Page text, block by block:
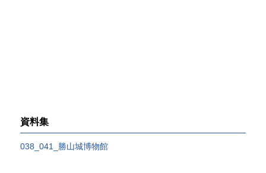
資料集
038_041_勝山城博物館